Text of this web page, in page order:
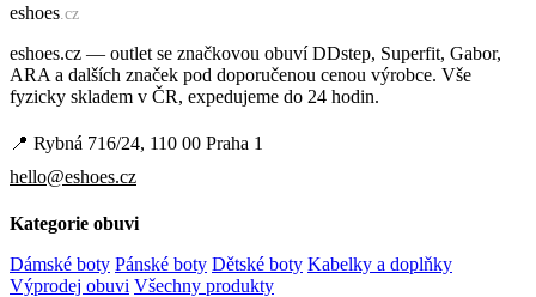
eshoes .cz
eshoes.cz — outlet se značkovou obuví DDstep, Superfit, Gabor,
ARA a dalších značek pod doporučenou cenou výrobce. Vše
fyzicky skladem v ČR, expedujeme do 24 hodin.
📍 Rybná 716/24, 110 00 Praha 1
hello@eshoes.cz
Kategorie obuvi
Dámské boty Pánské boty Dětské boty Kabelky a doplňky
Výprodej obuvi Všechny produkty